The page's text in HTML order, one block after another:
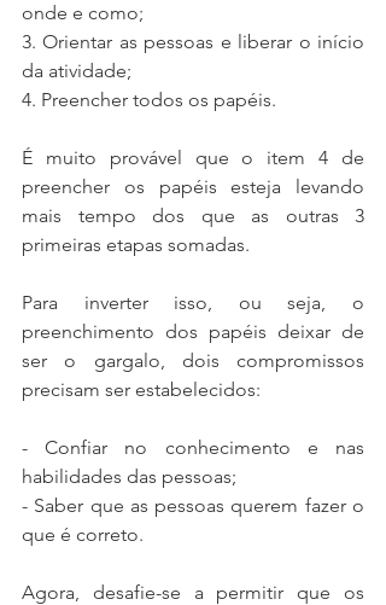
onde e como;
3. Orientar as pessoas e liberar o início
da atividade;
4. Preencher todos os papéis.
É muito provável que o item 4 de
preencher os papéis esteja levando
mais tempo dos que as outras 3
primeiras etapas somadas.
Para inverter isso, ou seja, o
preenchimento dos papéis deixar de
ser o gargalo, dois compromissos
precisam ser estabelecidos:
- Confiar no conhecimento e nas
habilidades das pessoas;
- Saber que as pessoas querem fazer o
que é correto.
Agora, desafie-se a permitir que os